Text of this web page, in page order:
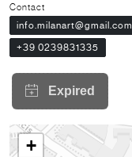
Contact
info.milanart@gmail.com
+39 0239831335
+